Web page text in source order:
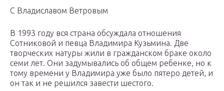
С Владиславом Ветровым
В 1993 году вся страна обсуждала отношения
Сотниковой и певца Владимира Кузьмина. Две
творческих натуры жили в гражданском браке около
семи лет. Они задумывались об общем ребенке, но к
тому времени у Владимира уже было пятеро детей, и
он так и не решился завести шестого.